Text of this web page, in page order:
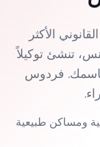
الأكثر
تنشئ توكيلاً
باسمك. فردوس
ومساكن طبيعية